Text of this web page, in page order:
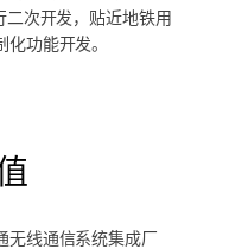
次开发，贴近地铁用
功能开发。
线通信系统集成厂